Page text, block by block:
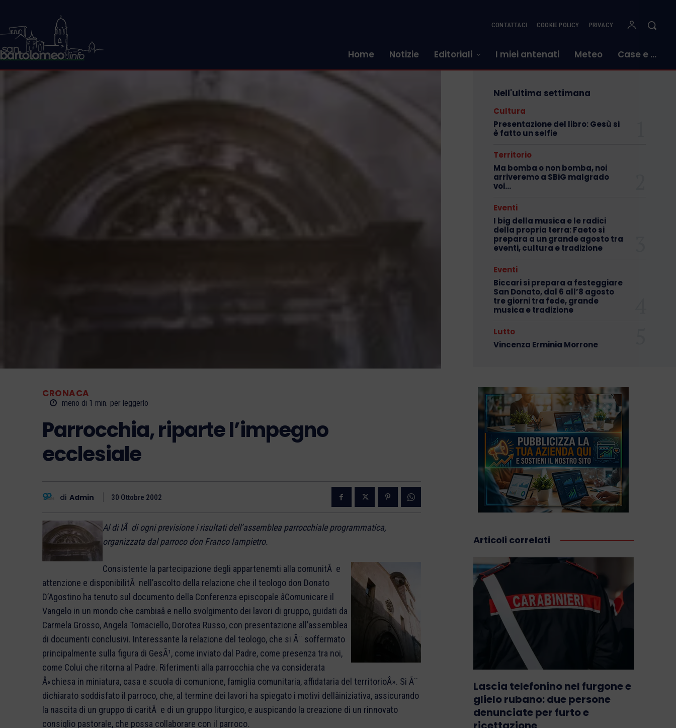
CONTATTACI COOKIE POLICY PRIVACY
Home Notizie Editoriali I miei antenati Meteo Case e …
CRONACA
meno di 1 min. per leggerlo
Parrocchia, riparte l’impegno
ecclesiale
di Admin 30 Ottobre 2002
Al di lÃ di ogni previsione i risultati dell’assemblea parrocchiale programmatica,
organizzata dal parroco don Franco Iampietro.
Consistente la partecipazione degli appartenemti alla comunitÃ e
attenzione e disponibilitÃ nell’ascolto della relazione che il teologo don Donato
D’Agostino ha tenuto sul documento della Conferenza episcopale âComunicare il
Vangelo in un mondo che cambiaâ e nello svolgimento dei lavori di gruppo, guidati da
Carmela Grosso, Angela Tomaciello, Dorotea Russo, con presentazione all’assemblea
di documenti conclusivi. Interessante la relazione del teologo, che si Ã¨ soffermato
principalmente sulla figura di GesÃ¹, come inviato dal Padre, come presenza tra noi,
come Colui che ritorna al Padre. Riferimenti alla parrocchia che va considerata
Â«chiesa in miniatura, casa e scuola di comunione, famiglia comunitaria, affidataria del territorioÂ». Si Ã¨
dichiarato soddisfato il parroco, che, al termine dei lavori ha spiegato i motivi dellâiniziativa, assicurando
la nascita di un gruppo di caritÃ e di un gruppo liturgico, e auspicando la creazione di un rinnovato
consiglio pastorale, che possa collaborare con il parroco.
Nell'ultima settimana
Cultura
Presentazione del libro: Gesù si
è fatto un selfie
Territorio
Ma bomba o non bomba, noi
arriveremo a SBiG malgrado
voi…
Eventi
I big della musica e le radici
della propria terra: Faeto si
prepara a un grande agosto tra
eventi, cultura e tradizione
Eventi
Biccari si prepara a festeggiare
San Donato, dal 6 all’8 agosto
tre giorni tra fede, grande
musica e tradizione
Lutto
Vincenza Erminia Morrone
Articoli correlati
Lascia telefonino nel furgone e
glielo rubano: due persone
denunciate per furto e